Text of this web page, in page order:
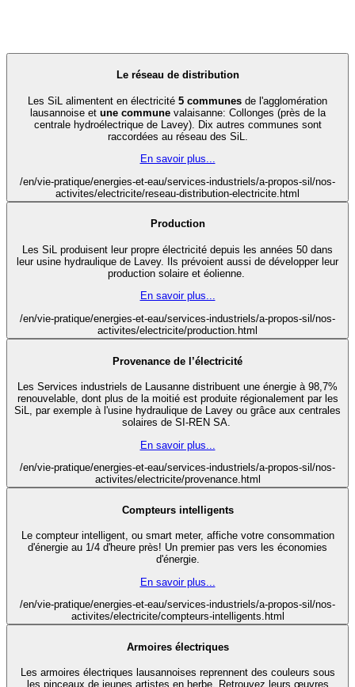
Le réseau de distribution
Les SiL alimentent en électricité 5 communes de l'agglomération
lausannoise et une commune valaisanne: Collonges (près de la
centrale hydroélectrique de Lavey). Dix autres communes sont
raccordées au réseau des SiL.
En savoir plus...
/en/vie-pratique/energies-et-eau/services-industriels/a-propos-sil/nos-
activites/electricite/reseau-distribution-electricite.html
Production
Les SiL produisent leur propre électricité depuis les années 50 dans
leur usine hydraulique de Lavey. Ils prévoient aussi de développer leur
production solaire et éolienne.
En savoir plus...
/en/vie-pratique/energies-et-eau/services-industriels/a-propos-sil/nos-
activites/electricite/production.html
Provenance de l’électricité
Les Services industriels de Lausanne distribuent une énergie à 98,7%
renouvelable, dont plus de la moitié est produite régionalement par les
SiL, par exemple à l'usine hydraulique de Lavey ou grâce aux centrales
solaires de SI-REN SA.
En savoir plus...
/en/vie-pratique/energies-et-eau/services-industriels/a-propos-sil/nos-
activites/electricite/provenance.html
Compteurs intelligents
Le compteur intelligent, ou smart meter, affiche votre consommation
d'énergie au 1/4 d'heure près! Un premier pas vers les économies
d'énergie.
En savoir plus...
/en/vie-pratique/energies-et-eau/services-industriels/a-propos-sil/nos-
activites/electricite/compteurs-intelligents.html
Armoires électriques
Les armoires électriques lausannoises reprennent des couleurs sous
les pinceaux de jeunes artistes en herbe. Retrouvez leurs œuvres